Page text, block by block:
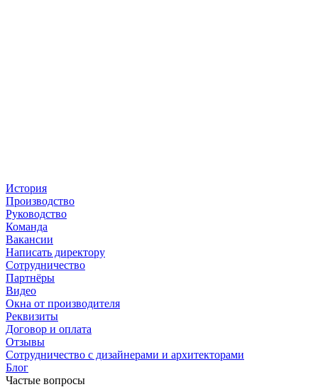
История
Производство
Руководство
Команда
Вакансии
Написать директору
Сотрудничество
Партнёры
Видео
Окна от производителя
Реквизиты
Договор и оплата
Отзывы
Сотрудничество с дизайнерами и архитекторами
Блог
Частые вопросы